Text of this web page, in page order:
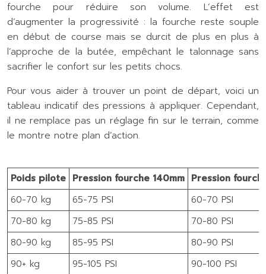
fourche pour réduire son volume. L’effet est
d’augmenter la progressivité : la fourche reste souple
en début de course mais se durcit de plus en plus à
l’approche de la butée, empêchant le talonnage sans
sacrifier le confort sur les petits chocs.
Pour vous aider à trouver un point de départ, voici un
tableau indicatif des pressions à appliquer. Cependant,
il ne remplace pas un réglage fin sur le terrain, comme
le montre notre plan d’action.
Poids pilote Pression fourche 140mm Pression
60-70 kg
65-75 PSI
60-70 PSI
70-80 kg
75-85 PSI
70-80 PSI
80-90 kg
85-95 PSI
80-90 PSI
90+ kg
95-105 PSI 90-100 PSI